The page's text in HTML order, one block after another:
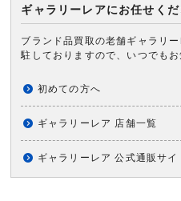
ギャラリーレアにお任せくだ
ブランド品買取の老舗ギャラリ
駐しておりますので、いつでもお
初めての方へ
ギャラリーレア 店舗一覧
ギャラリーレア 公式通販サイ